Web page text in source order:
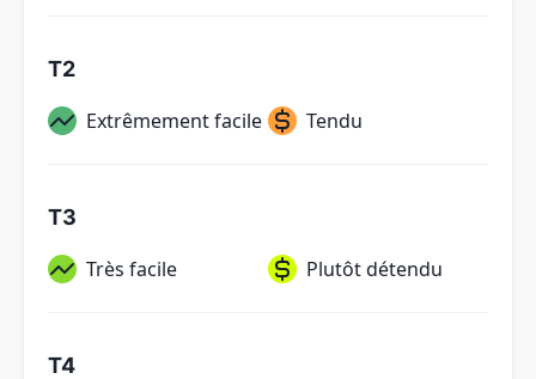
T2
Extrêmement facile Tendu
T3
Très facile Plutôt détendu
T4